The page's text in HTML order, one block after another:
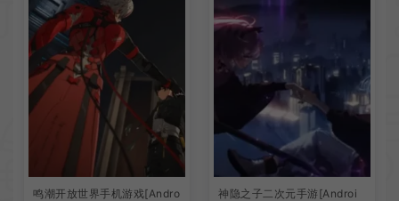
鸣潮开放世界手机游戏[Andro
神隐之子二次元手游[Androi